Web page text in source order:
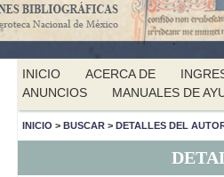
INICIO ACERCA DE
ANUNCIOS
MANUALES DE
INICIO > BUSCAR > DETALLES DEL